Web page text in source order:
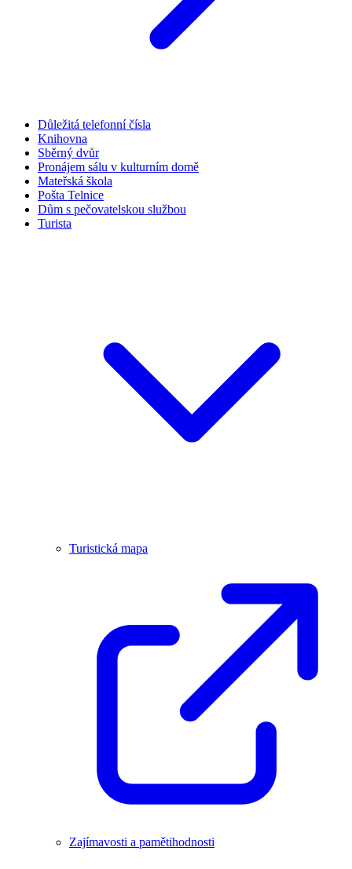
Důležitá telefonní čísla
Knihovna
Sběrný dvůr
Pronájem sálu v kulturním domě
Mateřská škola
Pošta Telnice
Dům s pečovatelskou službou
Turista
Turistická mapa
Zajímavosti a pamětihodnosti